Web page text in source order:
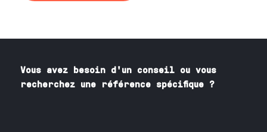
Vous avez besoin d'un conseil ou vous
recherchez une référence spécifique ?